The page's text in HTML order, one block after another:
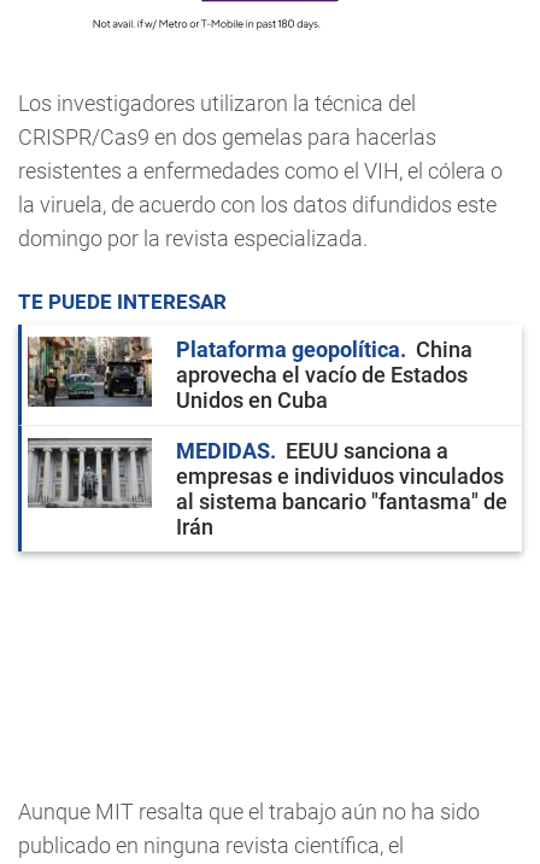
Los investigadores utilizaron la técnica del
CRISPR/Cas9 en dos gemelas para hacerlas
resistentes a enfermedades como el VIH, el cólera o
la viruela, de acuerdo con los datos difundidos este
domingo por la revista especializada.
TE PUEDE INTERESAR
Plataforma geopolítica
China
aprovecha el vacío de Estados
Unidos en Cuba
MEDIDAS
EEUU sanciona a
empresas e individuos vinculados
al sistema bancario "fantasma" de
Irán
Aunque MIT resalta que el trabajo aún no ha sido
publicado en ninguna revista científica, el